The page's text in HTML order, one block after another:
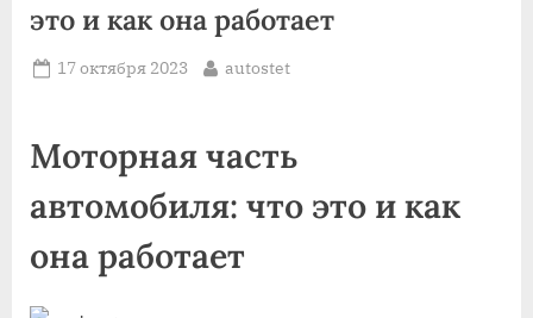
это и как она работает
Posted
17 октября 2023 By
autostet
Моторная часть
автомобиля: что это и как
она работает